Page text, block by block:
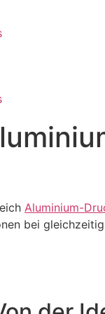
Aluminium-
bei